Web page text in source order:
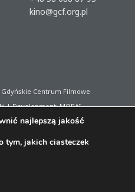
kino@gcf.org.pl
Centrum Filmowe
| Development:MORAI
najlepszą jakość
tym, jakich ciasteczek